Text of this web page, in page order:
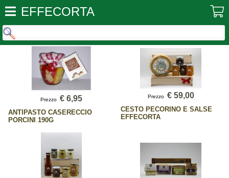
EFFECORTA
Prezzo € 6,95
ANTIPASTO CASERECCIO
PORCINI 190G
Prezzo € 59,00
CESTO PECORINO E SALSE
EFFECORTA